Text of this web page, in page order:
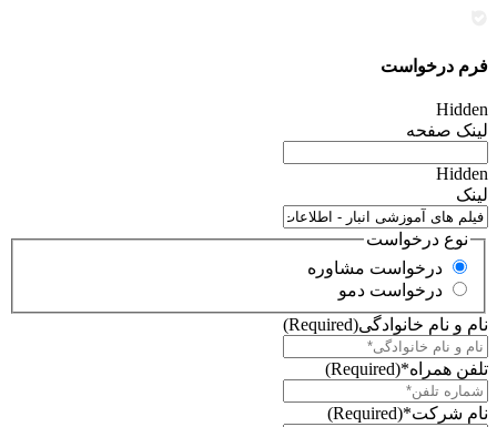
فرم درخواست
Hidden
لینک صفحه
Hidden
لینک
نوع درخواست
درخواست مشاوره
درخواست دمو
نام و نام خانوادگی(Required)
تلفن همراه*(Required)
نام شرکت*(Required)